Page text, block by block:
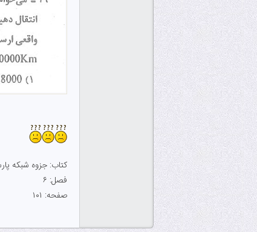
کتاب: جزوه شبکه
فصل: ۶
صفحه: ۱۰۱